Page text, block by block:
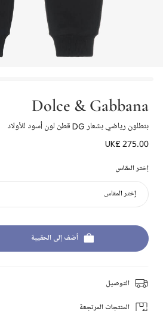
Dolce & Gabbana
بنطلون رياضي بشعار DG قطن لون أسود للأولاد
UK£ 275.00
إختر المقاس
إختر المقاس
أضف إلى الحقيبة
التوصيل
المنتجات المرتجعة